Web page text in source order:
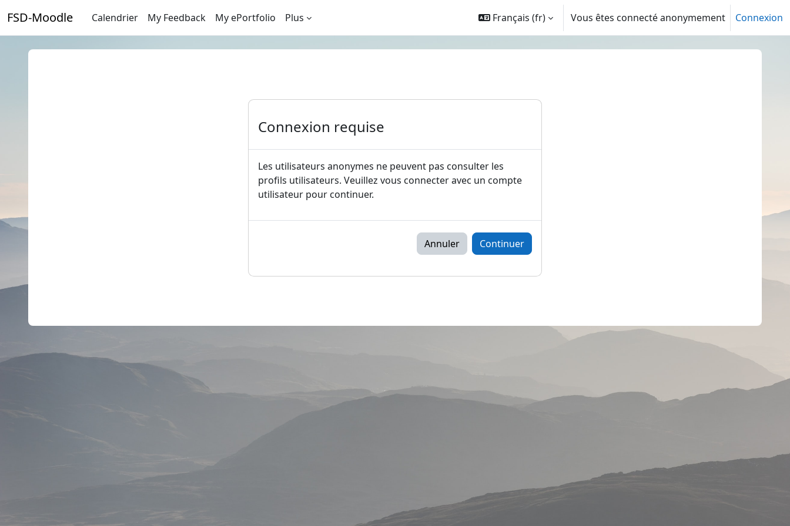
FSD-Moodle Calendrier My Feedback My ePortfolio Plus Français ‎(fr)‎ Vous êtes connecté anonymement Connexion
Connexion requise
Les utilisateurs anonymes ne peuvent pas consulter les
profils utilisateurs. Veuillez vous connecter avec un compte
utilisateur pour continuer.
Annuler Continuer